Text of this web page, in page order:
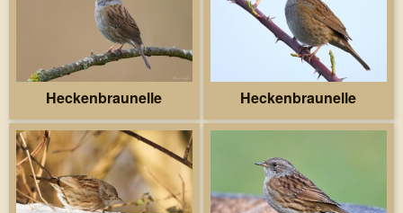
Heckenbraunelle Heckenbraunelle